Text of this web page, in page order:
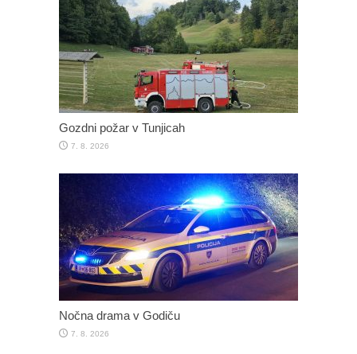
Gozdni požar v Tunjicah
7. 8. 2026
Nočna drama v Godiču
7. 8. 2026